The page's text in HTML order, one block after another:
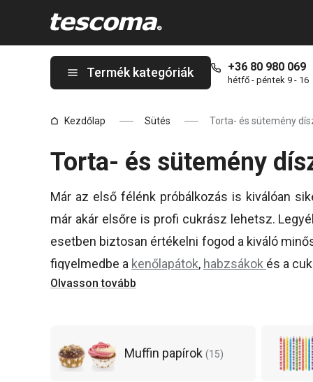
Termék kategóriák +36 80 980 069
hétfő - péntek 9 - 16
Kezdőlap Sütés Torta- és sütemény
Torta- és sütemény
Már az első félénk próbálkozás is kiválóan
már akár elsőre is profi cukrász lehetsz.
esetben biztosan értékelni fogod a kiváló
figyelmedbe a kenőlapátok, habzsákok és a
Olvasson tovább
Muffin papírok (15)